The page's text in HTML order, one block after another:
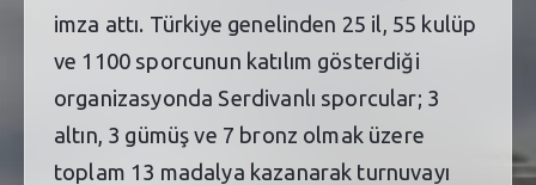
imza attı. Türkiye genelinden 25 il, 55 kulüp
ve 1100 sporcunun katılım gösterdiği
organizasyonda Serdivanlı sporcular; 3
altın, 3 gümüş ve 7 bronz olmak üzere
toplam 13 madalya kazanarak turnuvayı